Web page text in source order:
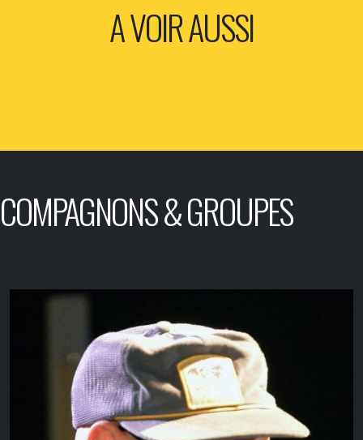
A VOIR AUSSI
COMPAGNONS & GROUPES